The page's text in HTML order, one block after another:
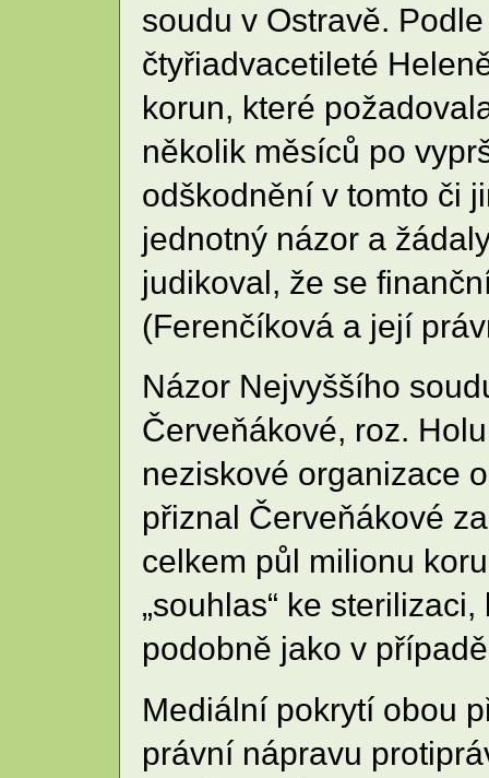
soudu v Ostravě.
čtyřiadvacetileté
korun, které
několik měsíců po
odškodnění v tomto či
jednotný názor a
judikoval, že se
(Ferenčíková a její
Názor Nejvyššího
Červeňákové, roz.
neziskové organizace
přiznal Červeňákové
celkem půl milionu
„souhlas“ ke
podobně jako v
Mediální pokrytí obou
právní nápravu